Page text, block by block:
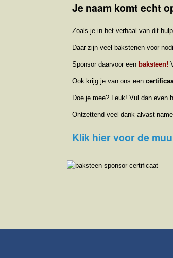
Je naam komt echt
Zoals je in het verhaal van dit
Daar zijn veel bakstenen voor
Sponsor daarvoor een baksteen!
Ook krijg je van ons een
Doe je mee? Leuk! Vul dan even
Ontzettend veel dank alvast
Klik hier voor de